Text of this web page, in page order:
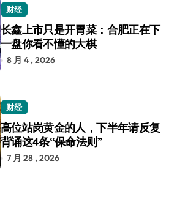
财经
长鑫上市只是开胃菜：合肥正在下
一盘你看不懂的大棋
8 月 4 , 2026
财经
高位站岗黄金的人，下半年请反复
背诵这4条“保命法则”
7 月 28 , 2026